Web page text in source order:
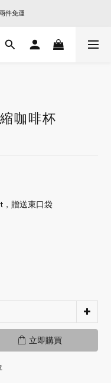
藏系列
件免運
藏系列
咖啡杯
，贈送束口袋
立即購買